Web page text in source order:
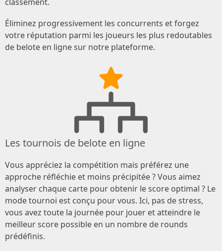
Éliminez progressivement les concurrents et forgez
votre réputation parmi les joueurs les plus redoutables
de belote en ligne sur notre plateforme.
Les tournois de belote en ligne
Vous appréciez la compétition mais préférez une
approche réfléchie et moins précipitée ? Vous aimez
analyser chaque carte pour obtenir le score optimal ? Le
mode tournoi est conçu pour vous. Ici, pas de stress,
vous avez toute la journée pour jouer et atteindre le
meilleur score possible en un nombre de rounds
prédéfinis.